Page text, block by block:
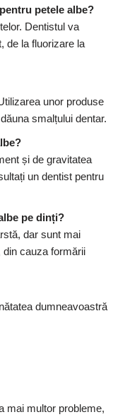
petele albe?
Dentistul va
de la fluorizare la
unor produse
smalțului dentar.
și de gravitatea
un dentist pentru
pe dinți?
dar sunt mai
cauza formării
dumneavoastră
mai multor probleme,